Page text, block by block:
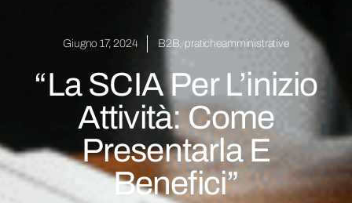
Giugno 17, 2024 B2B, praticheamministrative
“La SCIA Per L’inizio
Attività: Come
Presentarla E
Benefici”